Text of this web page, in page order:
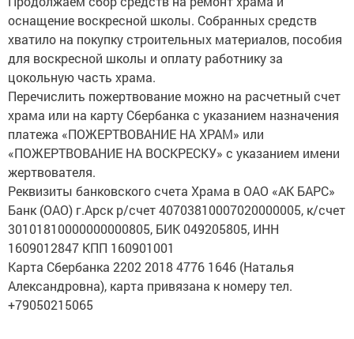
оснащение воскресной школы. Собранных средств
хватило на покупку строительных материалов, пособия
для воскресной школы и оплату работнику за
цокольную часть храма.
Перечислить пожертвование можно на расчетный счет
храма или на карту Сбербанка с указанием назначения
платежа «ПОЖЕРТВОВАНИЕ НА ХРАМ» или
«ПОЖЕРТВОВАНИЕ НА ВОСКРЕСКУ» с указанием имени
жертвователя.
Реквизиты банковского счета Храма в ОАО «АК БАРС»
Банк (ОАО) г.Арск р/счет 40703810007020000005, к/счет
30101810000000000805, БИК 049205805, ИНН
1609012847 КПП 160901001
Карта Сбербанка 2202 2018 4776 1646 (Наталья
Александровна), карта привязана к номеру тел.
+79050215065